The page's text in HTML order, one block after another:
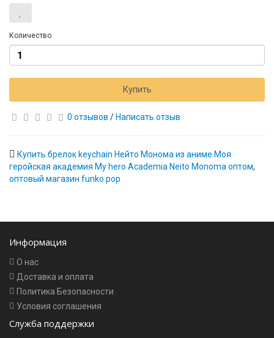
Количество
Купить
0 отзывов / Написать отзыв
Купить брелок keychain Нейто Монома из аниме Моя
геройская академия My hero Academia Neito Monoma оптом,
оптовый магазин funko pop
Информация
О нас
Доставка и оплата
Политика Безопасности
Условия соглашения
Служба поддержки